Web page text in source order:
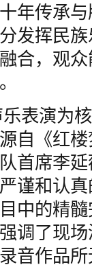
年传承
发挥民
合，观
表演为
自《红
首席李
谨和认
中的精
调了现
音作品